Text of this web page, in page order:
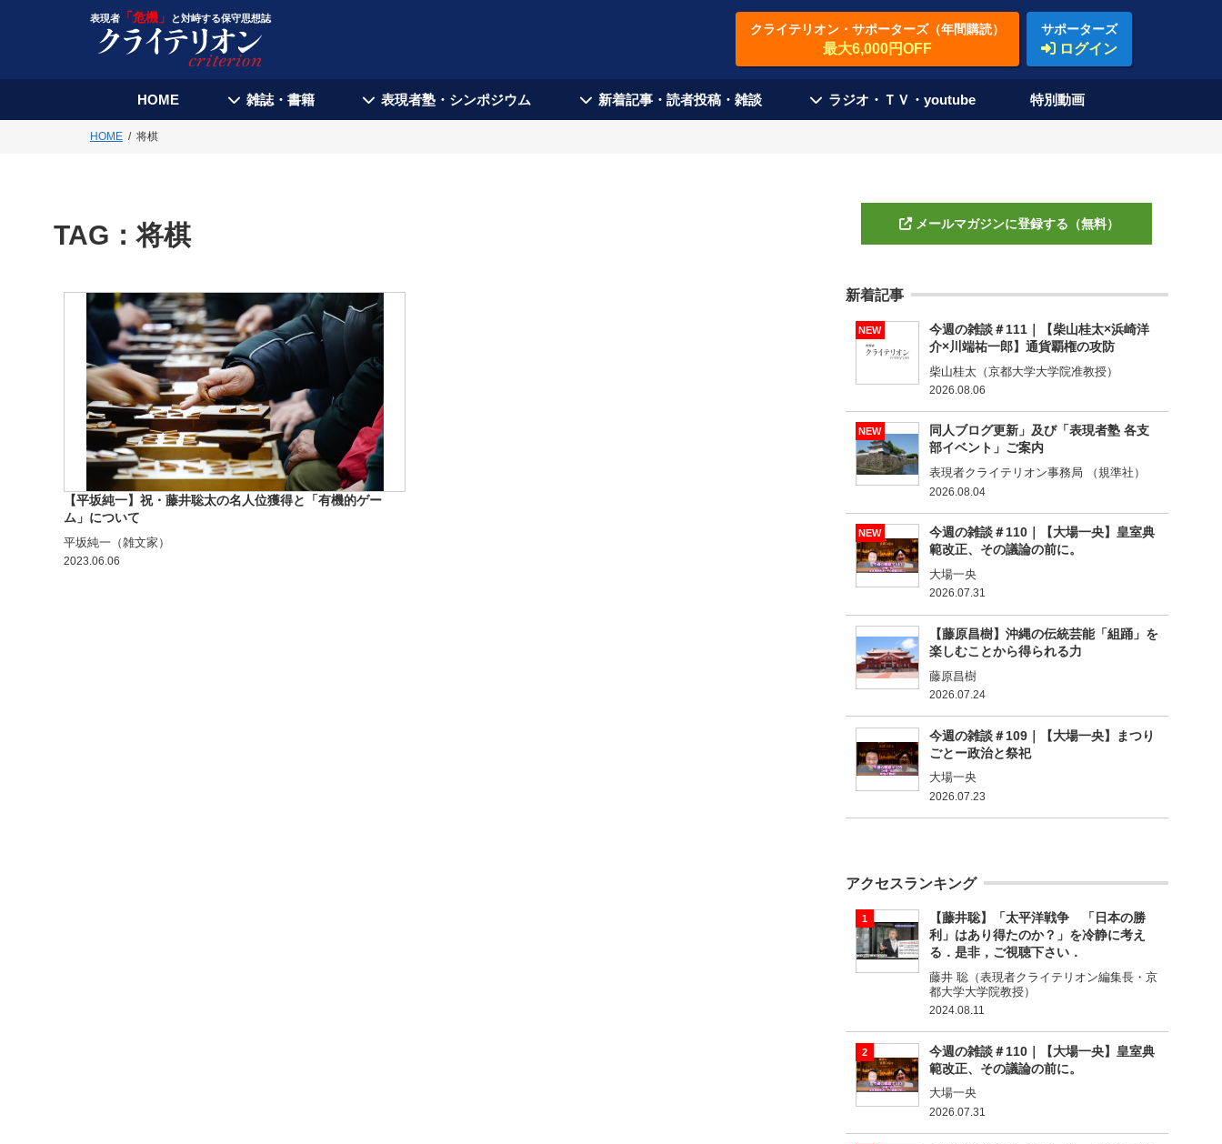
表現者「危機」 と対峙する保守思想誌
クライテリオン・サポーターズ（年間購読）
最大6,000円OFF
サポーターズ
ログイン
HOME 雑誌・書籍 表現者塾・シンポジウム 新着記事・読者投稿・雑談 ラジオ・ＴＶ・youtube 特別動画
HOME 将棋
TAG：将棋
【平坂純一】祝・藤井聡太の名人位獲得と「有機的ゲー
ム」について
平坂純一（雑文家）
2023.06.06
メールマガジンに登録する（無料）
新着記事
NEW
今週の雑談＃111｜【柴山桂太×浜崎洋
介×川端祐一郎】通貨覇権の攻防
柴山桂太（京都大学大学院准教授）
2026.08.06
NEW
同人ブログ更新」及び「表現者塾 各支
部イベント」ご案内
表現者クライテリオン事務局 （規準社）
2026.08.04
NEW
今週の雑談＃110｜【大場一央】皇室典
範改正、その議論の前に。
大場一央
2026.07.31
【藤原昌樹】沖縄の伝統芸能「組踊」を
楽しむことから得られる力
藤原昌樹
2026.07.24
今週の雑談＃109｜【大場一央】まつり
ごとー政治と祭祀
大場一央
2026.07.23
アクセスランキング
【藤井聡】「太平洋戦争 「日本の勝
利」はあり得たのか？」を冷静に考え
る．是非，ご視聴下さい．
藤井 聡（表現者クライテリオン編集長・京
都大学大学院教授）
2024.08.11
今週の雑談＃110｜【大場一央】皇室典
範改正、その議論の前に。
大場一央
2026.07.31